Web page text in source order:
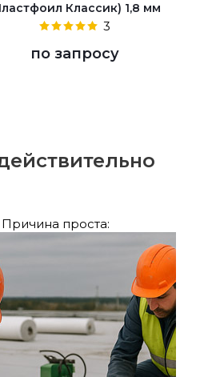
Классик) 1,8 мм
3
по запросу
проста: